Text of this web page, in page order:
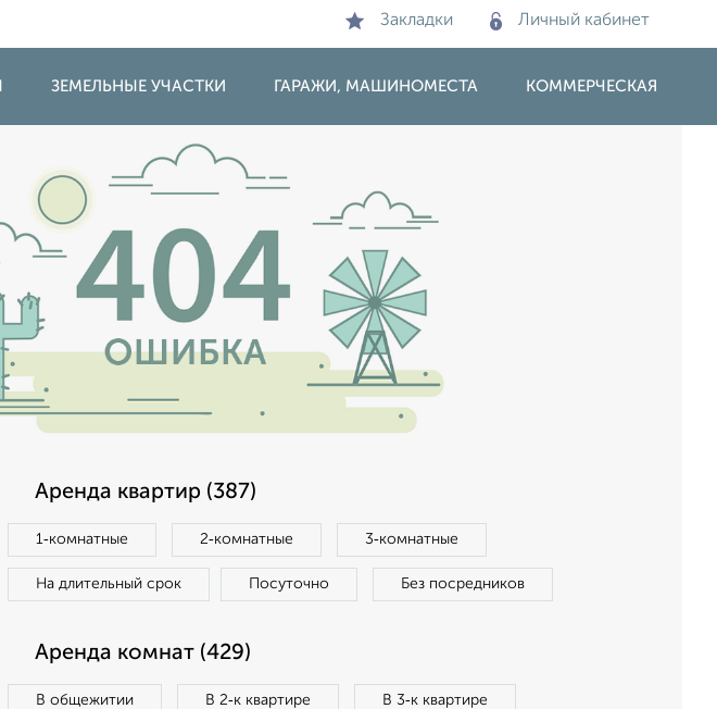
Закладки Личный кабинет
ЗЕМЕЛЬНЫЕ УЧАСТКИ ГАРАЖИ, МАШИНОМЕСТА КОММЕРЧЕСКАЯ
Аренда квартир (387)
1‑комнатные 2‑комнатные 3‑комнатные
На длительный срок Посуточно Без посредников
Аренда комнат (429)
В общежитии В 2‑к квартире В 3‑к квартире